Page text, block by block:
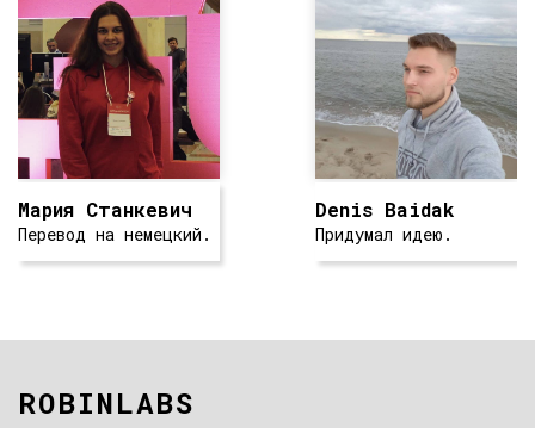
Мария Станкевич
Перевод на немецкий.
Denis Baidak
Придумал идею.
ROBINLABS